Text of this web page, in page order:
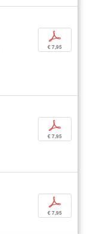
p
€ 7,95
p
€ 7,95
p
€ 7,95